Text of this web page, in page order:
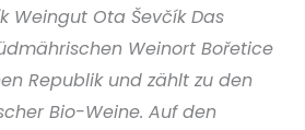
Weingut Ota Ševčík Das
Weinort Bořetice
Republik und zählt zu den
Bio-Weine. Auf den